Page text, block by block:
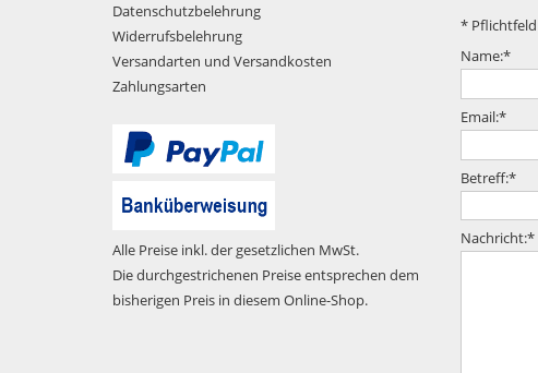
Datenschutzbelehrung
Widerrufsbelehrung
Versandarten und Versandkosten
Zahlungsarten
Alle Preise inkl. der gesetzlichen MwSt.
Die durchgestrichenen Preise entsprechen dem
bisherigen Preis in diesem Online-Shop.
* Pflichtfeld
Name:*
Email:*
Betreff:*
Nachricht:*